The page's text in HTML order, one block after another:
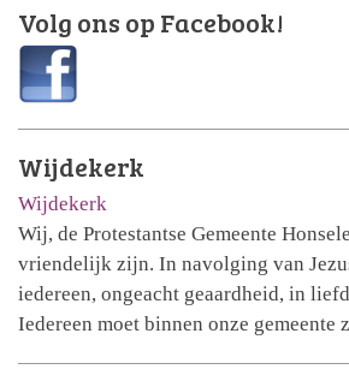
Volg ons op Facebook!
Wijdekerk
Wijdekerk
Wij, de Protestantse Gemeente
vriendelijk zijn. In navolging van
iedereen, ongeacht geaardheid, in
Iedereen moet binnen onze